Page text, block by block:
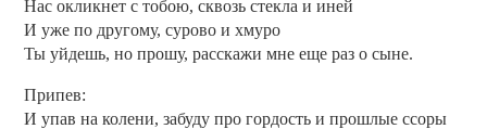
Нас окликнет с тобою, сквозь стекла и иней
И уже по другому, сурово и хмуро
Ты уйдешь, но прошу, расскажи мне еще раз о сыне.
Припев:
И упав на колени, забуду про гордость и прошлые ссоры